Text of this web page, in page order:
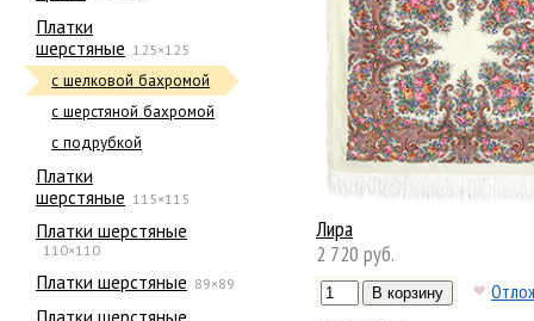
Платки
шерстяные 125×125
с шелковой бахромой
с шерстяной бахромой
с подрубкой
Платки
шерстяные 115×115
Платки шерстяные
110×110
Платки шерстяные 89×89
Лира
2 720 руб.